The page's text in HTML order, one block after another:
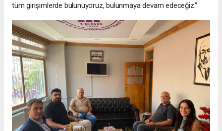
tüm girişimlerde bulunuyoruz, bulunmaya devam edeceğiz.”